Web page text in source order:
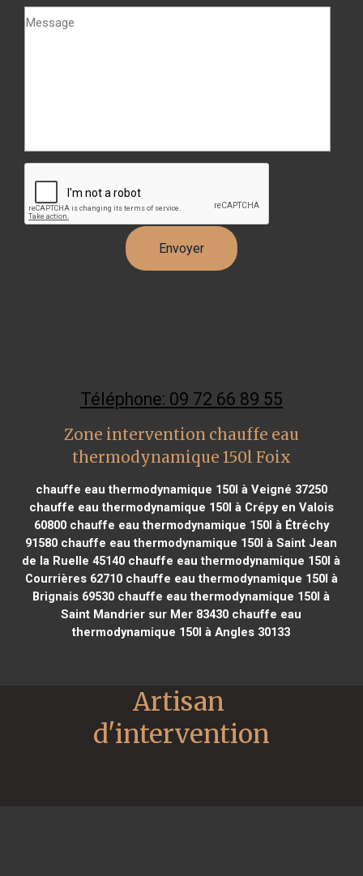
Téléphone: 09 72 66 89 55
Zone intervention chauffe eau
thermodynamique 150l Foix
chauffe eau thermodynamique 150l à Veigné 37250
chauffe eau thermodynamique 150l à Crépy en Valois
60800chauffe eau thermodynamique 150l à Étréchy
91580 chauffe eau thermodynamique 150l à Saint Jean
de la Ruelle 45140 chauffe eau thermodynamique 150l à
Courrières 62710chauffe eau thermodynamique 150l à
Brignais 69530 chauffe eau thermodynamique 150l à
Saint Mandrier sur Mer 83430 chauffe eau
thermodynamique 150l à Angles 30133
Artisan
d'intervention